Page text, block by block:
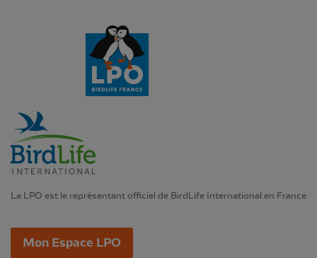
La LPO est le représentant officiel de BirdLife International en France
Mon Espace LPO